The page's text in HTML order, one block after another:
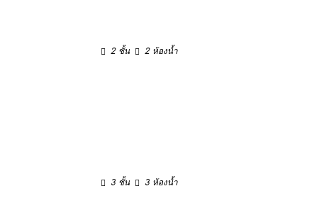
2 ชั้น 2 ห้องน้ำ
3 ชั้น 3 ห้องน้ำ